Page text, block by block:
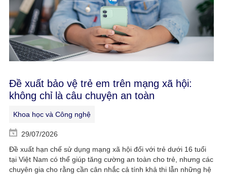
Đề xuất bảo vệ trẻ em trên mạng xã hội:
không chỉ là câu chuyện an toàn
Khoa học và Công nghệ
29/07/2026
Đề xuất hạn chế sử dụng mạng xã hội đối với trẻ dưới 16 tuổi
tại Việt Nam có thể giúp tăng cường an toàn cho trẻ, nhưng các
chuyên gia cho rằng cần cân nhắc cả tính khả thi lẫn những hệ